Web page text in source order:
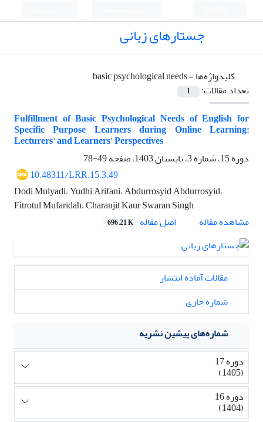
جستارهای زبانی
کلیدواژه‌ها =basic psychological needs
تعداد مقالات:
1
Fulfillment of Basic Psychological Needs of English for
Specific Purpose Learners during Online Learning:
Lecturers' and Learners' Perspectives
دوره 15، شماره 3، تابستان 1403، صفحه
49-78
10.48311/LRR.15.3.49
Dodi Mulyadi، Yudhi Arifani، Abdurrosyid Abdurrosyid،
Fitrotul Mufaridah، Charanjit Kaur Swaran Singh
مشاهده مقاله
اصل مقاله 696.21 K
مقالات آماده انتشار
شماره جاری
شماره‌های پیشین نشریه
دوره 17
(1405)
دوره 16
(1404)